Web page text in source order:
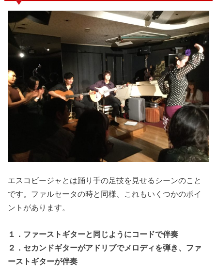
エスコビージャとは踊り手の足技を見せるシーンのこと
です。ファルセータの時と同様、これもいくつかのポイ
ントがあります。
１．ファーストギターと同じようにコードで伴奏
２．セカンドギターがアドリブでメロディを弾き、ファ
ーストギターが伴奏